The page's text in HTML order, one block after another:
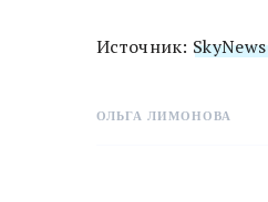
Источник: SkyNews
ОЛЬГА ЛИМОНОВА